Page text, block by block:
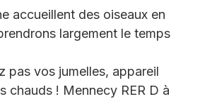
accueillent des oiseaux en
largement le temps
pas vos jumelles, appareil
chauds ! Mennecy RER D à